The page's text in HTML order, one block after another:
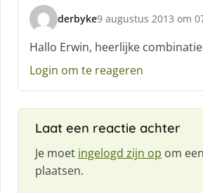
derbyke
s
c
h
r
9 augustus 2013 om
Hallo Erwin, heerlijke combinatie
Login om te reageren
Laat een reactie achter
Je moet ingelogd zijn op om
plaatsen.